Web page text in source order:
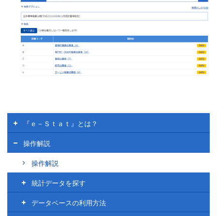
ヘ
ル
プ
『ｅ－Ｓｔａｔ』とは？
操作解説
操作解説
統計データを探す
データベースの利用方法